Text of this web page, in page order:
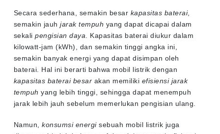
Secara sederhana, semakin besar kapasitas baterai,
semakin jauhjarak tempuh yang dapat dicapai dalam
sekalipengisian daya . Kapasitas baterai diukur dalam
kilowatt-jam (kWh), dan semakin tinggi angka ini,
semakin banyak energi yang dapat disimpan oleh
baterai. Hal ini berarti bahwa mobil listrik dengan
kapasitas baterai besar akan memiliki efisiensi jarak
tempuh yang lebih tinggi, sehingga dapat menempuh
jarak lebih jauh sebelum memerlukan pengisian ulang.
Namun,konsumsi energisebuah mobil listrik juga